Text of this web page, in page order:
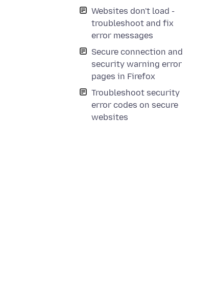
Websites don't load -
troubleshoot and fix
error messages
Secure connection and
security warning error
pages in Firefox
Troubleshoot security
error codes on secure
websites